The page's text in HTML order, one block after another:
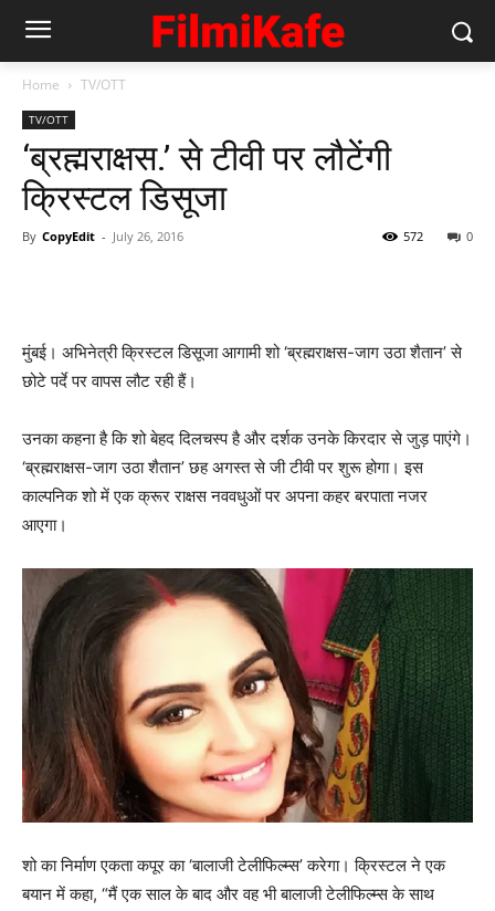
Home TV/OTT
TV/OTT
‘ब्रह्मराक्षस.’ से टीवी पर लौटेंगी
क्रिस्टल डिसूजा
By CopyEdit - July 26, 2016 0
572
मुंबई। अभिनेत्री क्रिस्टल डिसूजा आगामी शो ‘ब्रह्मराक्षस-जाग उठा शैतान’ से
छोटे पर्दे पर वापस लौट रही हैं।
उनका कहना है कि शो बेहद दिलचस्प है और दर्शक उनके किरदार से जुड़ पाएंगे।
‘ब्रह्मराक्षस-जाग उठा शैतान’ छह अगस्त से जी टीवी पर शुरू होगा। इस
काल्पनिक शो में एक क्रूर राक्षस नववधुओं पर अपना कहर बरपाता नजर
आएगा।
शो का निर्माण एकता कपूर का ‘बालाजी टेलीफिल्म्स’ करेगा। क्रिस्टल ने एक
बयान में कहा, “मैं एक साल के बाद और वह भी बालाजी टेलीफिल्म्स के साथ